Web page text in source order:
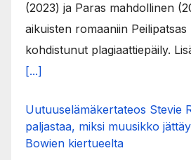
(2023) ja Paras mahdollinen
aikuisten romaaniin Peilipatsas
kohdistunut plagiaattiepäily.
[...]
Uutuuselämäkertateos Stevie
paljastaa, miksi muusikko
Bowien kiertueelta